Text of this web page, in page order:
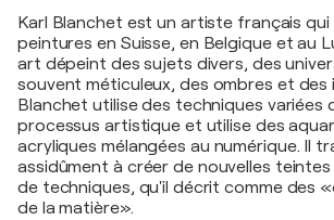
Karl Blanchet est un artiste français qui
peintures en Suisse, en Belgique et au
art dépeint des sujets divers, des
souvent méticuleux, des ombres et des
Blanchet utilise des techniques variées
processus artistique et utilise des
acryliques mélangées au numérique. Il
assidûment à créer de nouvelles teintes
de techniques, qu'il décrit comme des
de la matière».